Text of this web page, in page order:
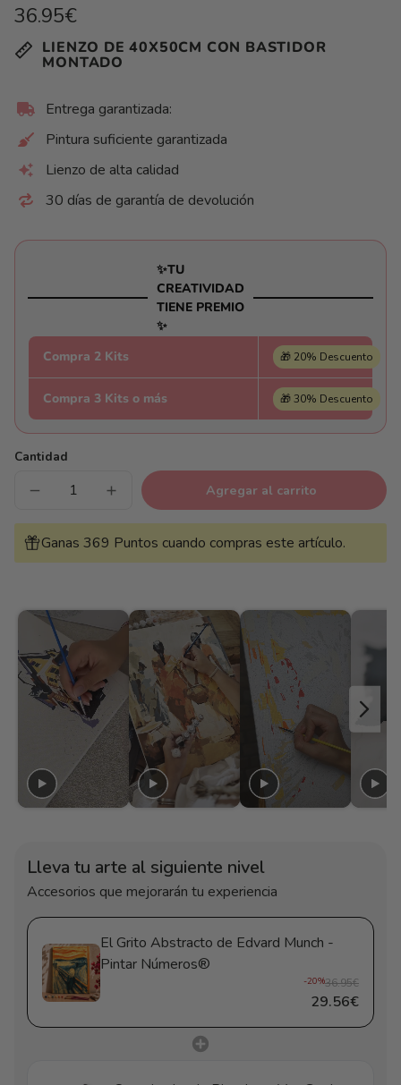
Precio
habitual
36.95€
Precio
unitario
por LIENZO DE 40X50CM CON BASTIDOR
MONTADO
Entrega garantizada:
Pintura suficiente garantizada
Lienzo de alta calidad
30 días de garantía de devolución
✨TU
CREATIVIDAD
TIENE PREMIO
✨
Compra 2 Kits
🎁 20% Descuento
Compra 3 Kits o más 🎁 30% Descuento
Cantidad
Reducir
para
El
Grito
Abstracto
-
Pintar
Números®
Aumentar
cantidad
para
El
Grito
Abstracto
-
Pintar
Números®
Agregar al carrito
Ganas 369 Puntos cuando compras este artículo.
Lleva tu arte al siguiente nivel
Accesorios que mejorarán tu experiencia
El Grito Abstracto de Edvard Munch -
Pintar Números®
-20%36.95€
29.56€